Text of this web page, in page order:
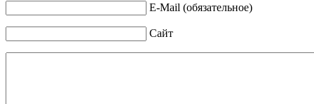
E-Mail (обязательное)
Сайт